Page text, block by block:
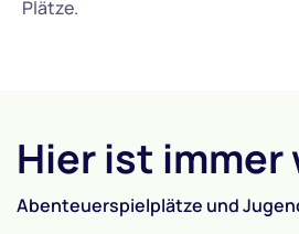
Plätze.
Hier ist immer
Abenteuerspielplätze und